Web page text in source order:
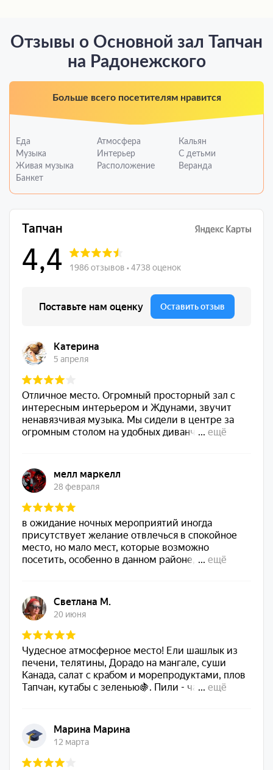
Отзывы о Основной зал Тапчан
на Радонежского
Больше всего посетителям нравится
Еда Атмосфера
Кальян
Музыка
Интерьер
С детьми
Живая музыка
Расположение
Веранда
Банкет